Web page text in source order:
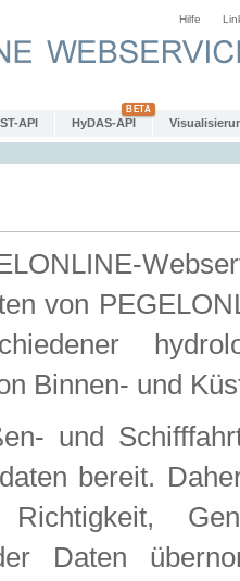
Hilfe
API HyDAS-API
von
Binnen- und
und
bereit.
Daten